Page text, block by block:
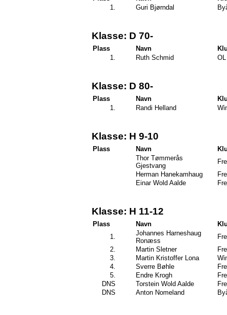
1.
Guri Bjørndal
Klasse: D 70-
Plass Navn
1.
Ruth Schmid
Klasse: D 80-
Plass Navn
1.
Randi Helland
Klasse: H 9-10
Plass Navn
Thor Tømmerås
Gjestvang
Herman Hanekamhaug
Einar Wold Aalde
Klasse: H 11-12
Plass Navn
1.
Johannes Harneshaug
Ronæss
2.
Martin Sletner
3.
Martin Kristoffer Lona
4.
Sverre Bøhle
5.
Endre Krogh
DNS
Torstein Wold Aalde
DNS
Anton Nomeland